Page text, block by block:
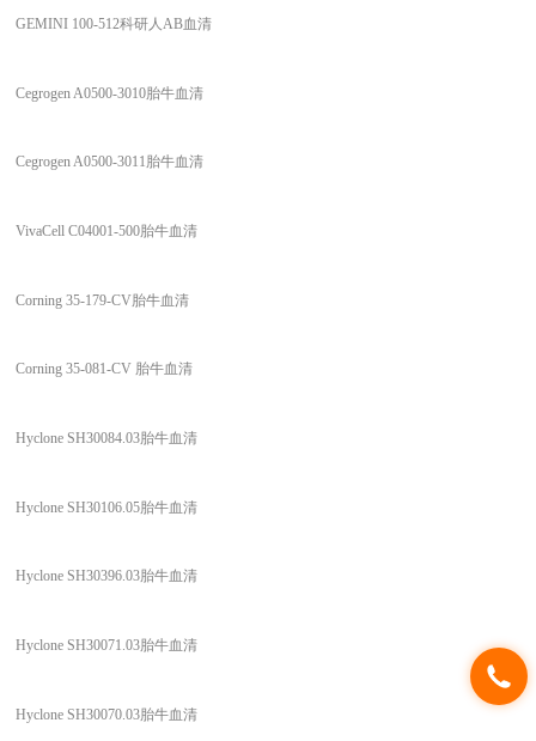
GEMINI 100-512科研人AB血清
Cegrogen A0500-3010胎牛血清
Cegrogen A0500-3011胎牛血清
VivaCell C04001-500胎牛血清
Corning 35-179-CV胎牛血清
Corning 35-081-CV 胎牛血清
Hyclone SH30084.03胎牛血清
Hyclone SH30106.05胎牛血清
Hyclone SH30396.03胎牛血清
Hyclone SH30071.03胎牛血清
Hyclone SH30070.03胎牛血清